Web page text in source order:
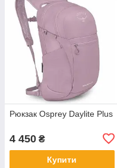
Рюкзак Osprey Daylite Plus
4 450 ₴
Купити